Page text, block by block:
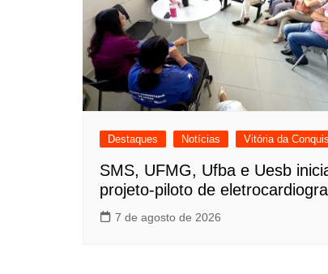
Destaques Notícias Vitória da
SMS, UFMG, Ufba e Uesb
projeto-piloto de
7 de agosto de 2026